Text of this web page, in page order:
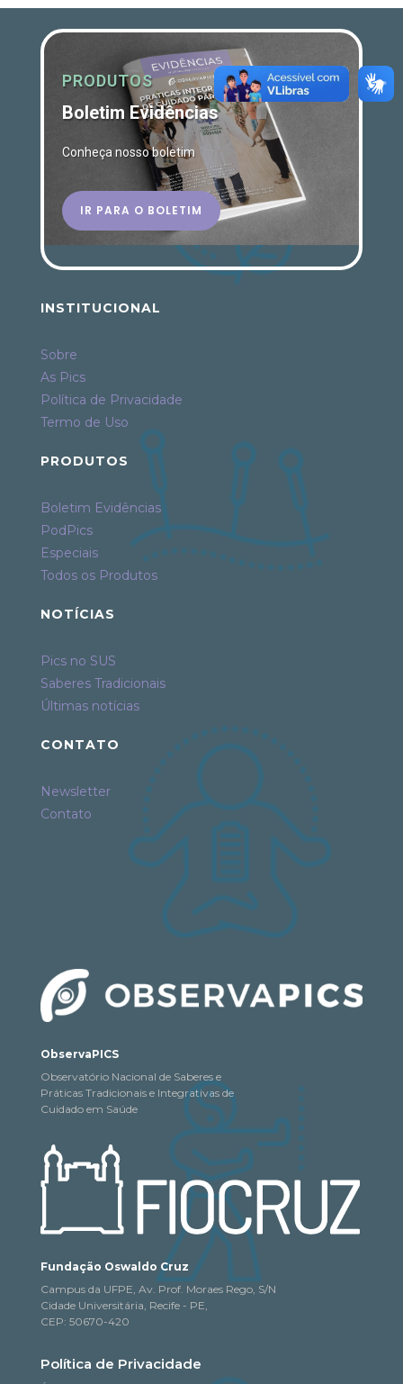
PRODUTOS
Boletim Evidências
Conheça nosso boletim
IR PARA O BOLETIM
INSTITUCIONAL
Sobre
As Pics
Política de Privacidade
Termo de Uso
PRODUTOS
Boletim Evidências
PodPics
Especiais
Todos os Produtos
NOTÍCIAS
Pics no SUS
Saberes Tradicionais
Últimas notícias
CONTATO
Newsletter
Contato
ObservaPICS
Observatório Nacional de Saberes e
Práticas Tradicionais e Integrativas de
Cuidado em Saúde
Fundação Oswaldo Cruz
Campus da UFPE, Av. Prof. Moraes Rego, S/N
Cidade Universitária, Recife - PE,
CEP: 50670-420
Política de Privacidade